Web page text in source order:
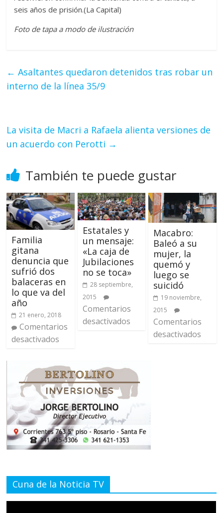
seis años de prisión.(La Capital)
Foto de tapa a modo de ilustración
← Asaltantes quedaron detenidos tras robar un
interno de la línea 35/9
La visita de Macri a Rafaela alienta versiones de
un acuerdo con Perotti →
También te puede gustar
Familia
gitana
denuncia que
sufrió dos
balaceras en
lo que va del
año
21 enero, 2018
Comentarios
desactivados
Estatales y
un mensaje:
«La caja de
Jubilaciones
no se toca»
28 septiembre,
2015
Comentarios
desactivados
Macabro:
Baleó a su
mujer, la
quemó y
luego se
suicidó
19 noviembre,
2015
Comentarios
desactivados
Cuna de la Noticia TV